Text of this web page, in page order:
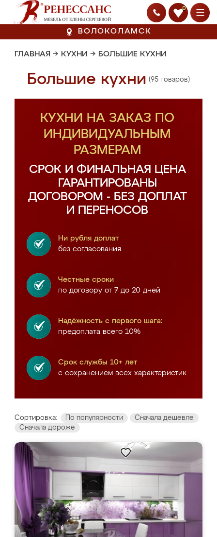
0
ВОЛОКОЛАМСК
ГЛАВНАЯ → КУХНИ → БОЛЬШИЕ КУХНИ
Большие кухни (95 товаров)
КУХНИ НА ЗАКАЗ ПО
ИНДИВИДУАЛЬНЫМ
РАЗМЕРАМ
СРОК И ФИНАЛЬНАЯ ЦЕНА
ГАРАНТИРОВАНЫ
ДОГОВОРОМ - БЕЗ ДОПЛАТ
И ПЕРЕНОСОВ
Ни рубля доплат
без согласования
Честные сроки
по договору от 7 до 20 дней
Надёжность с первого шага:
предоплата всего 10%
Срок службы 10+ лет
с сохранением всех характеристик
Сортировка: По популярности
Сначала дешевле
Сначала дороже